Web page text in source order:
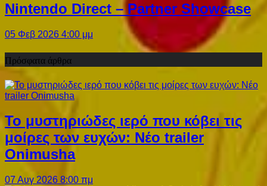
Nintendo Direct – Partner Showcase
05 Φεβ 2026 4:00 μμ
Πρόσφατα άρθρα
Το μυστηριώδες ιερό που κόβει τις
μοίρες των ευχών: Νέο trailer
Onimusha
07 Αυγ 2026 8:00 πμ